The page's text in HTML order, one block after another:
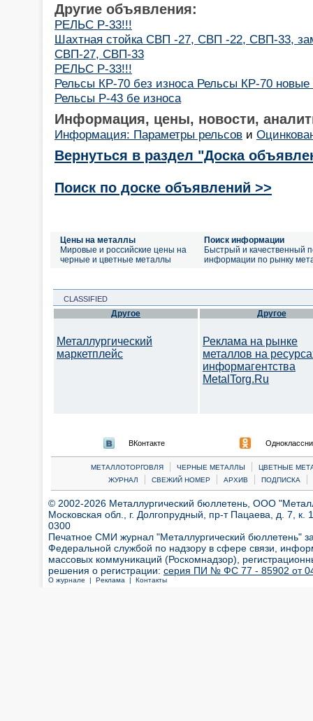
Другие объявления:
РЕЛЬС Р-33!!!
Шахтная стойка СВП -27, СВП -22, СВП-33,
СВП-27, СВП-33
РЕЛЬС Р-33!!!
Рельсы КР-70 без износа Рельсы КР-70
Рельсы Р-43 бе износа
Информация, цены, новости,
Информация: Параметры рельсов и
Вернуться в раздел "Доска
Поиск по доске объявлений >>
Цены на металлы
Мировые и российские цены на
черные и цветные металлы
Поиск информации
Быстрый и качественный
информации по рынку
CLASSIFIED
Другое
Металлургический
маркетплейс
Другое
Реклама на рынке
металлов на
информагентства
MetalTorg.Ru
ВКонтакте
МЕТАЛЛОТОРГОВЛЯ | ЧЕРНЫЕ МЕТАЛЛЫ |
ЦВЕТНЫЕ
ЖУРНАЛ
| СВЕЖИЙ НОМЕР | АРХИВ | ПОДПИСКА |
© 2002-2026 Металлургический бюллетень, ООО
Московская обл., г. Долгопрудный, пр-т Пацаева, д. 7,
0300
Печатное СМИ журнал "Металлургический бюллетень"
Федеральной службой по надзору в сфере связи,
массовых коммуникаций (Роскомнадзор),
решения о регистрации: серия ПИ № ФС 77 - 85902 от 04
О журнале | Реклама | Контакты